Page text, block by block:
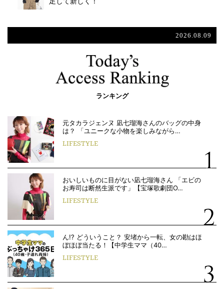
2026.08.09
ランキング
元タカラジェンヌ 凪七瑠海さんのバッグの中身
は？ 「ユニークな小物を楽しみながら…
LIFESTYLE
おいしいものに目がない凪七瑠海さん 「エビの
お寿司は断然生派です」【宝塚歌劇団O…
LIFESTYLE
ん!? どういうこと？ 安堵から一転、女の勘はほ
ぼほぼ当たる！【中学生ママ（40…
LIFESTYLE